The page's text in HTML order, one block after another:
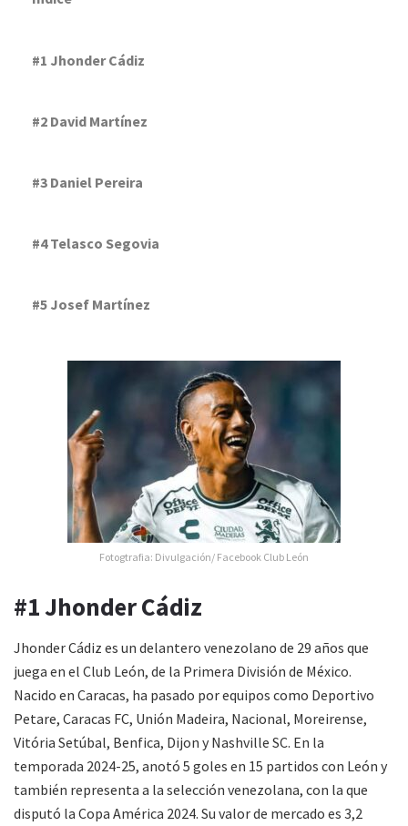
#1 Jhonder Cádiz
#2 David Martínez
#3 Daniel Pereira
#4 Telasco Segovia
#5 Josef Martínez
Fotogtrafia: Divulgación/ Facebook Club León
#1 Jhonder Cádiz
Jhonder Cádiz es un delantero venezolano de 29 años que
juega en el Club León, de la Primera División de México.
Nacido en Caracas, ha pasado por equipos como Deportivo
Petare, Caracas FC, Unión Madeira, Nacional, Moreirense,
Vitória Setúbal, Benfica, Dijon y Nashville SC. En la
temporada 2024-25, anotó 5 goles en 15 partidos con León y
también representa a la selección venezolana, con la que
disputó la Copa América 2024. Su valor de mercado es 3,2